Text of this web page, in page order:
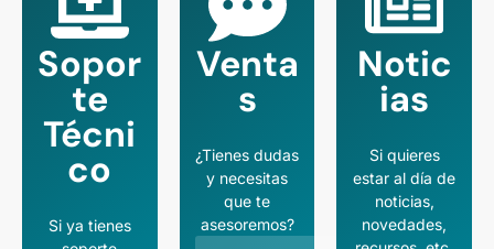
Sopor
te
Técni
co
Si ya tienes
Venta
s
¿Tienes dudas
y necesitas
que te
asesoremos?
Notic
ias
Si quieres
estar al día de
noticias,
novedades,